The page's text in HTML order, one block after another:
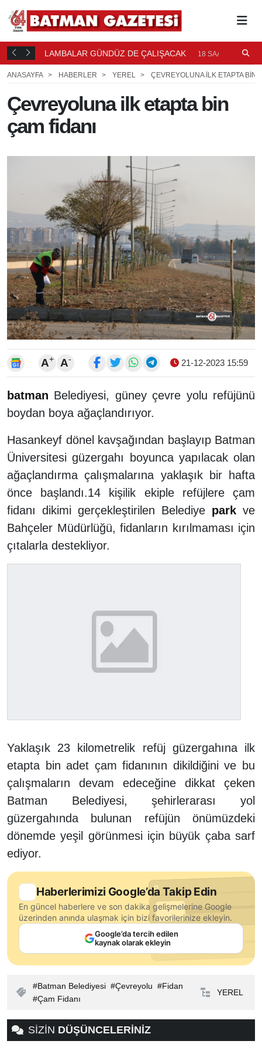
LAMBALAR GÜNDÜZ DE ÇALIŞACAK 18 SAAT ÖNCE
ANASAYFA HABERLER YEREL ÇEVREYOLUNA ILK ETAPTA BIN
Çevreyoluna ilk etapta bin
çam fidanı
A+ A- 21-12-2023 15:59
batman Belediyesi, güney çevre yolu refüjünü
boydan boya ağaçlandırıyor.
Hasankeyf dönel kavşağından başlayıp Batman
Üniversitesi güzergahı boyunca yapılacak olan
ağaçlandırma çalışmalarına yaklaşık bir hafta
önce başlandı.14 kişilik ekiple refüjlere çam
fidanı dikimi gerçekleştirilen Belediye park ve
Bahçeler Müdürlüğü, fidanların kırılmaması için
çıtalarla destekliyor.
Yaklaşık 23 kilometrelik refüj güzergahına ilk
etapta bin adet çam fidanının dikildiğini ve bu
çalışmaların devam edeceğine dikkat çeken
Batman Belediyesi, şehirlerarası yol
güzergahında bulunan refüjün önümüzdeki
dönemde yeşil görünmesi için büyük çaba sarf
ediyor.
Haberlerimizi Google’da Takip Edin
En güncel haberlere ve son dakika gelişmelerine Google
üzerinden anında ulaşmak için bizi favorilerinize ekleyin.
Google’da tercih edilen
kaynak olarak ekleyin
Batman Belediyesi Çevreyolu
Fidan
Çam Fidanı
YEREL
SİZİN DÜŞÜNCELERİNİZ